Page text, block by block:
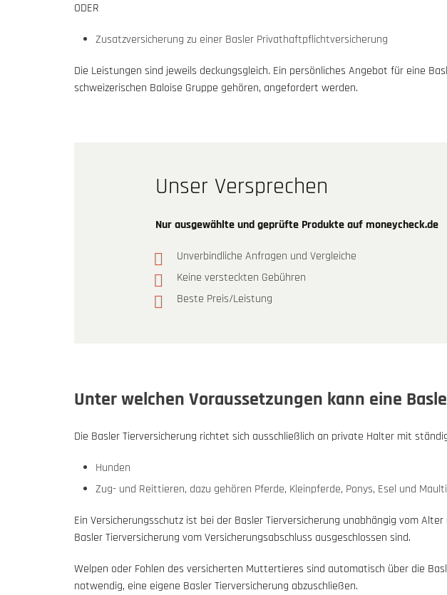
ODER
Zusatzversicherung zu einer Basler Privathaftpflichtversicherung
Die Leistungen sind jeweils deckungsgleich. Ein persönliches Angebot für eine
schweizerischen Baloise Gruppe gehören, angefordert werden.
Unser Versprechen
Nur ausgewählte und geprüfte Produkte auf moneycheck.de
Unverbindliche Anfragen und Vergleiche
Keine versteckten Gebühren
Beste Preis/Leistung
Unter welchen Voraussetzungen kann eine
Die Basler Tierversicherung richtet sich ausschließlich an private Halter mit
Hunden
Zug- und Reittieren, dazu gehören Pferde, Kleinpferde, Ponys, Esel und
Ein Versicherungsschutz ist bei der Basler Tierversicherung unabhängig vom
Basler Tierversicherung vom Versicherungsabschluss ausgeschlossen sind.
Welpen oder Fohlen des versicherten Muttertieres sind automatisch über die
notwendig, eine eigene Basler Tierversicherung abzuschließen.